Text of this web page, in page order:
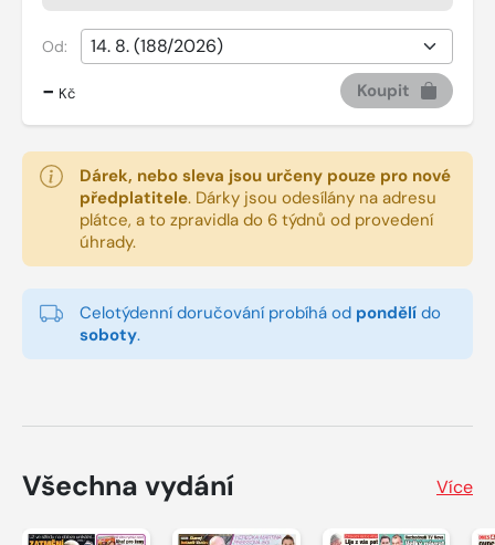
Od:
- Kč Koupit
Dárek, nebo sleva jsou určeny pouze pro nové
předplatitele. Dárky jsou odesílány na adresu
plátce, a to zpravidla do 6 týdnů od provedení
úhrady.
Celotýdenní doručování probíhá od pondělí do
soboty.
Všechna vydání Více